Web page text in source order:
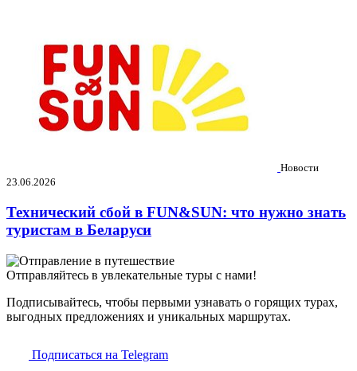
Новости
23.06.2026
Технический сбой в FUN&SUN: что нужно знать
туристам в Беларуси
Отправляйтесь в увлекательные туры с нами!
Подписывайтесь, чтобы первыми узнавать о горящих турах,
выгодных предложениях и уникальных маршрутах.
Подписаться на Telegram